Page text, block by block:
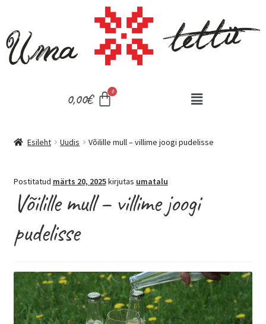
0,00€
Esileht Uudis Võilille mull – villime joogi pudelisse
Postitatud märts 20, 2025kirjutas umatalu
Võilille mull – villime joogi
pudelisse